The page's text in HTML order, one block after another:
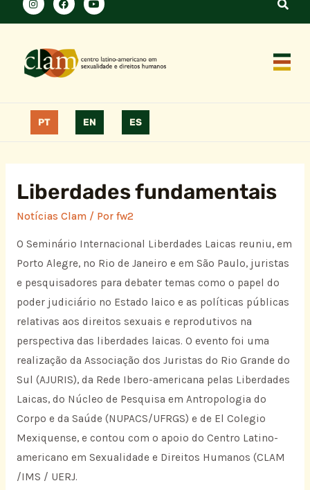
PT EN ES
Liberdades fundamentais
Notícias Clam/ Por fw2
O Seminário Internacional Liberdades Laicas reuniu, em
Porto Alegre, no Rio de Janeiro e em São Paulo, juristas
e pesquisadores para debater temas como o papel do
poder judiciário no Estado laico e as políticas públicas
relativas aos direitos sexuais e reprodutivos na
perspectiva das liberdades laicas. O evento foi uma
realização da Associação dos Juristas do Rio Grande do
Sul (AJURIS), da Rede Ibero-americana pelas Liberdades
Laicas, do Núcleo de Pesquisa em Antropologia do
Corpo e da Saúde (NUPACS/UFRGS) e de El Colegio
Mexiquense, e contou com o apoio do Centro Latino-
americano em Sexualidade e Direitos Humanos (CLAM
/IMS / UERJ.